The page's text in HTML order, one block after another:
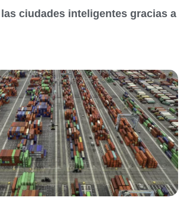
ciudades inteligentes gracias a